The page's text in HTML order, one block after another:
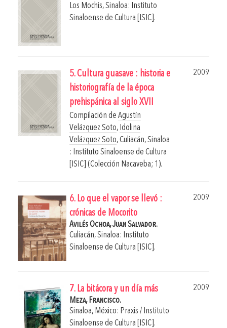
Los Mochis, Sinaloa: Instituto
Sinaloense de Cultura [ISIC].
5. Cultura guasave : historia e
historiografía de la época
prehispánica al siglo XVII
2009
Compilación de Agustín
Velázquez Soto, Idolina
Velázquez Soto,Culiacán, Sinaloa
: Instituto Sinaloense de Cultura
[ISIC] (Colección Nacaveba; 1).
6. Lo que el vapor se llevó :
crónicas de Mocorito
2009
Avilés Ochoa, Juan Salvador.
Culiacán, Sinaloa: Instituto
Sinaloense de Cultura [ISIC].
7. La bitácora y un día más
2009
Meza, Francisco.
Sinaloa, México: Praxis / Instituto
Sinaloense de Cultura [ISIC].